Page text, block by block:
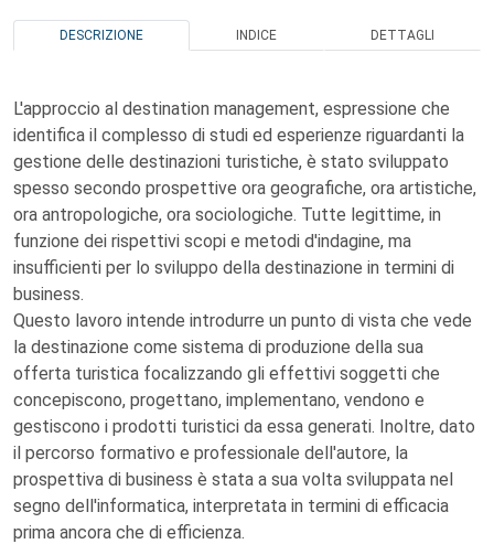
DESCRIZIONE INDICE DETTAGLI
L'approccio al destination management, espressione che
identifica il complesso di studi ed esperienze riguardanti la
gestione delle destinazioni turistiche, è stato sviluppato
spesso secondo prospettive ora geografiche, ora artistiche,
ora antropologiche, ora sociologiche. Tutte legittime, in
funzione dei rispettivi scopi e metodi d'indagine, ma
insufficienti per lo sviluppo della destinazione in termini di
business.
Questo lavoro intende introdurre un punto di vista che vede
la destinazione come sistema di produzione della sua
offerta turistica focalizzando gli effettivi soggetti che
concepiscono, progettano, implementano, vendono e
gestiscono i prodotti turistici da essa generati. Inoltre, dato
il percorso formativo e professionale dell'autore, la
prospettiva di business è stata a sua volta sviluppata nel
segno dell'informatica, interpretata in termini di efficacia
prima ancora che di efficienza.